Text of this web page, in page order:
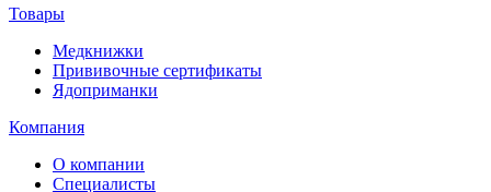
Товары
Медкнижки
Прививочные сертификаты
Ядоприманки
Компания
О компании
Специалисты